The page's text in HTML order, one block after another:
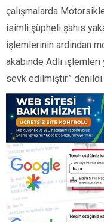
çalışmalarda
isimli şüpheli şahıs
işlemlerinin ardından
akabinde Adli işlemleri
sevk edilmiştir.” denildi.